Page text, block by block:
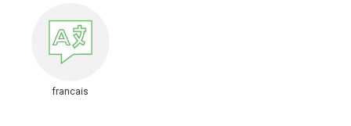
francais